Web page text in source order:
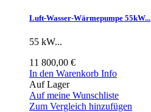
Luft-Wasser-Wärmepumpe 55kW...
55 kW...
11 800,00 €
In den Warenkorb Info
Auf Lager
Auf meine Wunschliste
Zum Vergleich hinzufügen